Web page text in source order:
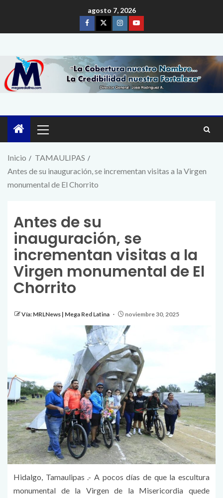
agosto 7, 2026
Inicio
TAMAULIPAS
Antes de su inauguración, se incrementan visitas a la Virgen
monumental de El Chorrito
Antes de su
inauguración, se
incrementan visitas a la
Virgen monumental de El
Chorrito
Vía: MRLNews | Mega Red Latina noviembre 30, 2025
Hidalgo, Tamaulipas .- A pocos días de que la escultura
monumental de la Virgen de la Misericordia quede